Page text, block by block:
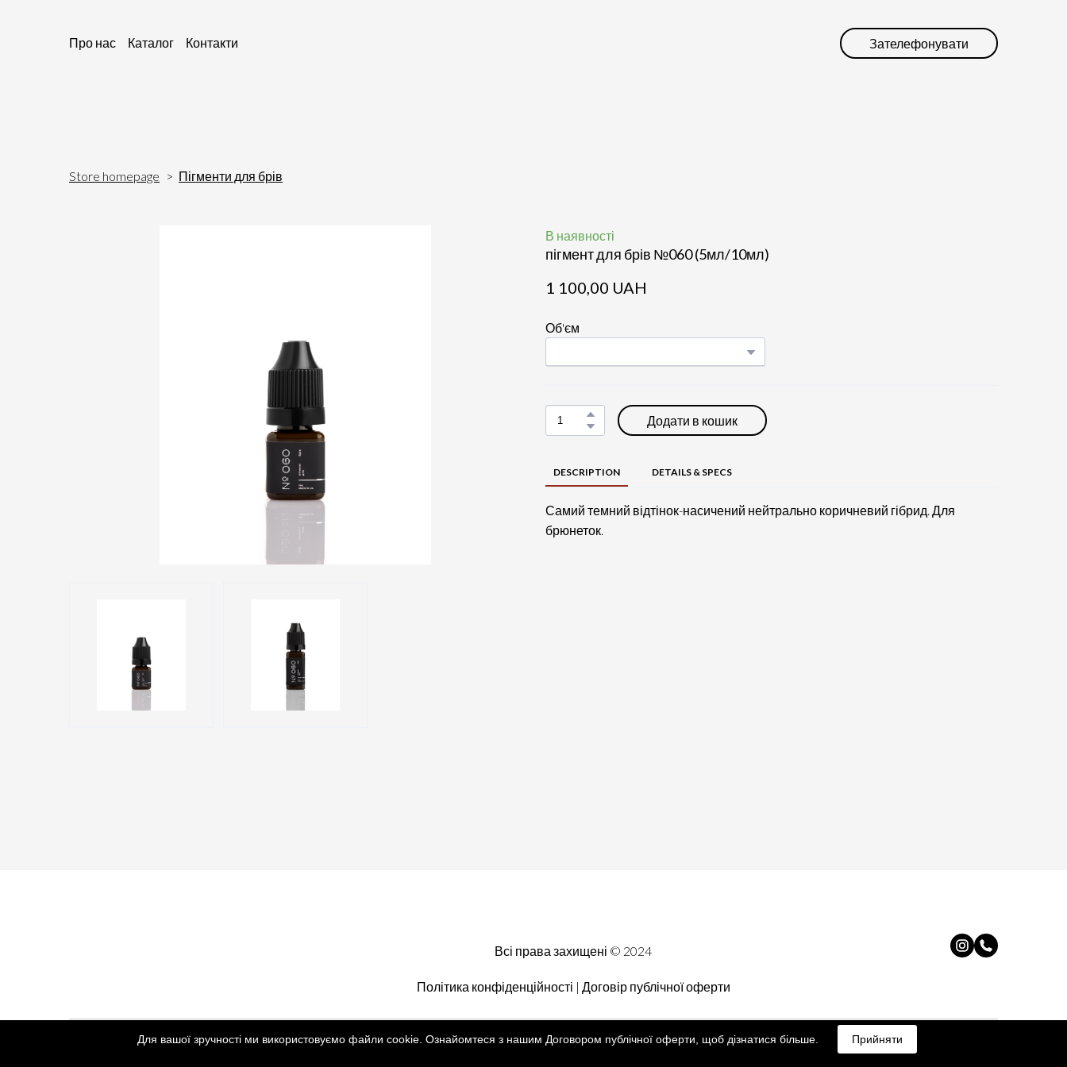
Про нас Каталог Контакти Зателефонувати
Store homepage Пігменти для брів
В наявності
пігмент для брів №060 (5мл/10мл)
1 100,00 UAH
Об'єм
Додати в кошик
DESCRIPTION DETAILS & SPECS
Самий темний відтінок-насичений нейтрально коричневий гібрид. Для
брюнеток.
Всі права захищені © 2024
Політика конфіденційності | Договір публічної оферти
Для вашої зручності ми використовуємо файли cookie. Ознайомтеся з нашим Договором публічної оферти, щоб дізнатися більше. Прийняти